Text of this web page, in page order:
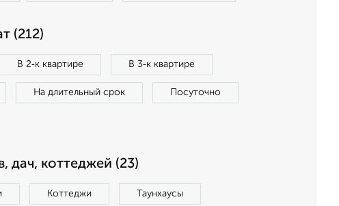
(212)
В 2‑к квартире В 3‑к квартире
На длительный срок Посуточно
дач, коттеджей (23)
Коттеджи Таунхаусы